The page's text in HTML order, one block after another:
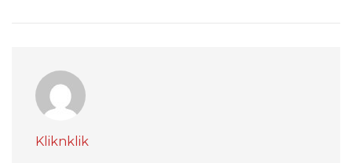
Kliknklik